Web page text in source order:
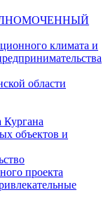
климата и
области
Кургана
объектов и
проекта